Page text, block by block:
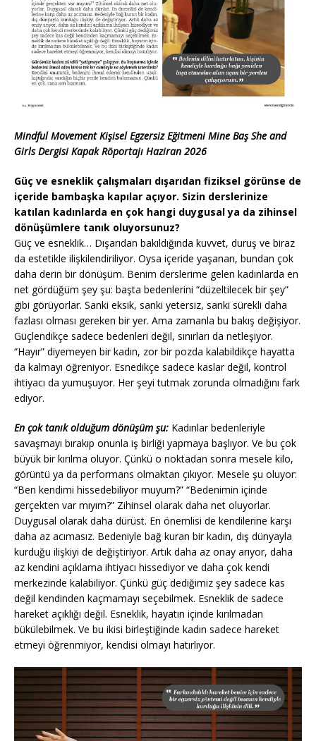
Mindful Movement Kişisel Egzersiz Eğitmeni Mine Baş She and
Girls Dergisi Kapak Röportajı Haziran 2026
Güç ve esneklik çalışmaları dışarıdan fiziksel görünse de
içeride bambaşka kapılar açıyor. Sizin derslerinize
katılan kadınlarda en çok hangi duygusal ya da zihinsel
dönüşümlere tanık oluyorsunuz?
Güç ve esneklik… Dışarıdan bakıldığında kuvvet, duruş ve biraz
da estetikle ilişkilendiriliyor. Oysa içeride yaşanan, bundan çok
daha derin bir dönüşüm. Benim derslerime gelen kadınlarda en
net gördüğüm şey şu: başta bedenlerini “düzeltilecek bir şey”
gibi görüyorlar. Sanki eksik, sanki yetersiz, sanki sürekli daha
fazlası olması gereken bir yer. Ama zamanla bu bakış değişiyor.
Güçlendikçe sadece bedenleri değil, sınırları da netleşiyor.
“Hayır” diyemeyen bir kadın, zor bir pozda kalabildikçe hayatta
da kalmayı öğreniyor. Esnedikçe sadece kaslar değil, kontrol
ihtiyacı da yumuşuyor. Her şeyi tutmak zorunda olmadığını fark
ediyor.
En çok tanık olduğum dönüşüm şu: Kadınlar bedenleriyle
savaşmayı bırakıp onunla iş birliği yapmaya başlıyor. Ve bu çok
büyük bir kırılma oluyor. Çünkü o noktadan sonra mesele kilo,
görüntü ya da performans olmaktan çıkıyor. Mesele şu oluyor:
“Ben kendimi hissedebiliyor muyum?” “Bedenimin içinde
gerçekten var mıyım?” Zihinsel olarak daha net oluyorlar.
Duygusal olarak daha dürüst. En önemlisi de kendilerine karşı
daha az acımasız. Bedeniyle bağ kuran bir kadın, dış dünyayla
kurduğu ilişkiyi de değiştiriyor. Artık daha az onay arıyor, daha
az kendini açıklama ihtiyacı hissediyor ve daha çok kendi
merkezinde kalabiliyor. Çünkü güç dediğimiz şey sadece kas
değil kendinden kaçmamayı seçebilmek. Esneklik de sadece
hareket açıklığı değil. Esneklik, hayatın içinde kırılmadan
bükülebilmek. Ve bu ikisi birleştiğinde kadın sadece hareket
etmeyi öğrenmiyor, kendisi olmayı hatırlıyor.